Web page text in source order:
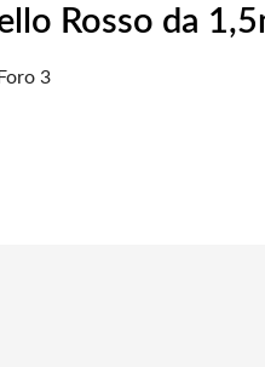
Rosso da
3